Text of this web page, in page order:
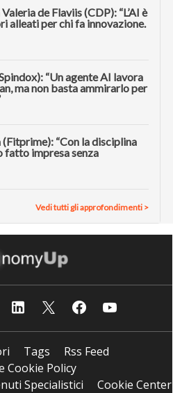
de Flaviis (CDP): “L’AI è
alleati per chi fa innovazione.
“Un agente AI lavora
ma non basta ammirarlo per
“Con la disciplina
fatto impresa senza
Vedi tutti gli approfondimenti >
Tags
Rss Feed
Cookie Policy
Specialistici
Cookie Center